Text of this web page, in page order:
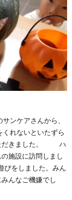
ンケアさんから、
れないといたずら
ただきました。 ハ
施設に訪問しまし
びをしました。みん
んなご機嫌でし